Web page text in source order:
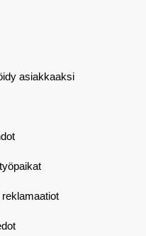
asiakkaaksi
reklamaatiot